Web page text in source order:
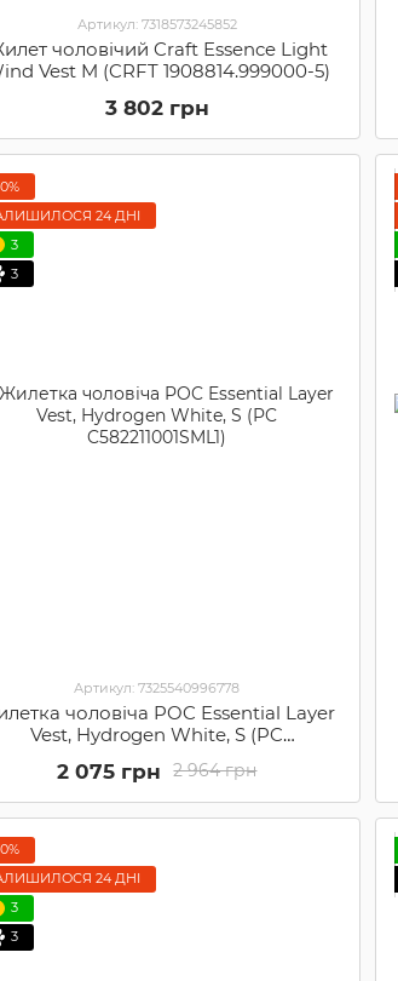
Артикул: 7318573245852
чоловічий Craft Essence Light
Vest M (CRFT 1908814.999000-5)
3 802 грн
24 ДНІ
3
3
Артикул: 7325540996778
чоловіча POC Essential Layer
Vest, Hydrogen White, S (PC
2 964 грн
2 075 грн
24 ДНІ
3
3